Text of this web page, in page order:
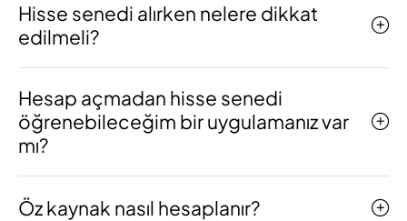
Hisse senedi alırken nelere dikkat
edilmeli?
Hesap açmadan hisse senedi
öğrenebileceğim bir uygulamanız var
mı?
Öz kaynak nasıl hesaplanır?